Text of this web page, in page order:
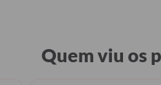
Quem viu os